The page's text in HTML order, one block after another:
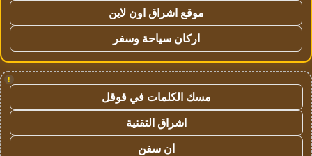
موقع اشراق اون لاين
اركان سياحة وسفر
!
مسك الكلمات في قوقل
اشراق التقنية
ان سفن